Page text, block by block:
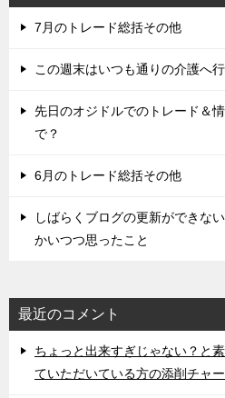
7月のトレード総括その他
この週末はいつも通りの介護へ
先日のオジドルでのトレード＆
で？
6月のトレード総括その他
しばらくブログの更新ができな
かいつつ思ったこと
最近のコメント
ちょっと出来すぎじゃない？と
ていただいている方の添削チャー